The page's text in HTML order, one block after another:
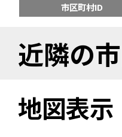
市区町村ID
近隣の
地図表示